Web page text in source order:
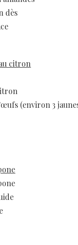
dès
citron
(environ 3